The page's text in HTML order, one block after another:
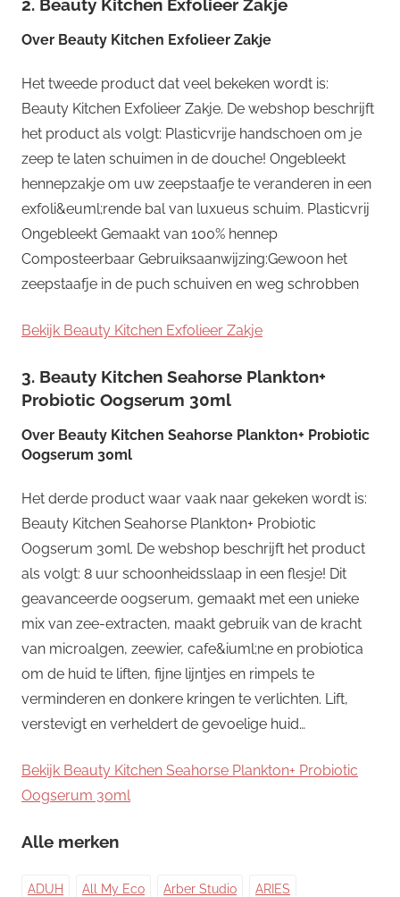
2. Beauty Kitchen Exfolieer Zakje
Over Beauty Kitchen Exfolieer Zakje
Het tweede product dat veel bekeken wordt is:
Beauty Kitchen Exfolieer Zakje. De webshop beschrijft
het product als volgt: Plasticvrije handschoen om je
zeep te laten schuimen in de douche! Ongebleekt
hennepzakje om uw zeepstaafje te veranderen in een
exfoli&euml;rende bal van luxueus schuim. Plasticvrij
Ongebleekt Gemaakt van 100% hennep
Composteerbaar Gebruiksaanwijzing:Gewoon het
zeepstaafje in de puch schuiven en weg schrobben
Bekijk Beauty Kitchen Exfolieer Zakje
3. Beauty Kitchen Seahorse Plankton+
Probiotic Oogserum 30ml
Over Beauty Kitchen Seahorse Plankton+ Probiotic
Oogserum 30ml
Het derde product waar vaak naar gekeken wordt is:
Beauty Kitchen Seahorse Plankton+ Probiotic
Oogserum 30ml. De webshop beschrijft het product
als volgt: 8 uur schoonheidsslaap in een flesje! Dit
geavanceerde oogserum, gemaakt met een unieke
mix van zee-extracten, maakt gebruik van de kracht
van microalgen, zeewier, cafe&iuml;ne en probiotica
om de huid te liften, fijne lijntjes en rimpels te
verminderen en donkere kringen te verlichten. Lift,
verstevigt en verheldert de gevoelige huid…
Bekijk Beauty Kitchen Seahorse Plankton+ Probiotic
Oogserum 30ml
Alle merken
ADUH All My Eco Arber Studio ARIES